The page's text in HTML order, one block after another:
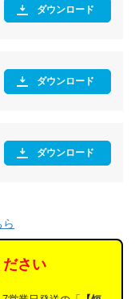
ダウンロード
ダウンロード
ダウンロード
ださい